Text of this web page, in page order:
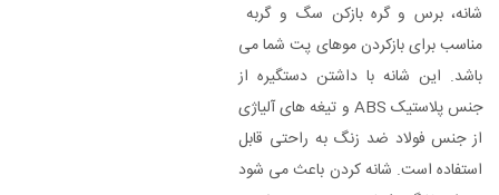
شانه، برس و گره بازکن سگ و گربه
مناسب برای بازکردن موهای پت شما می
باشد. این شانه با داشتن دستگیره از
جنس پلاستیک ABS و تیغه های آلیاژی
از جنس فولاد ضد زنگ به راحتی قابل
استفاده است. شانه کردن باعث می شود